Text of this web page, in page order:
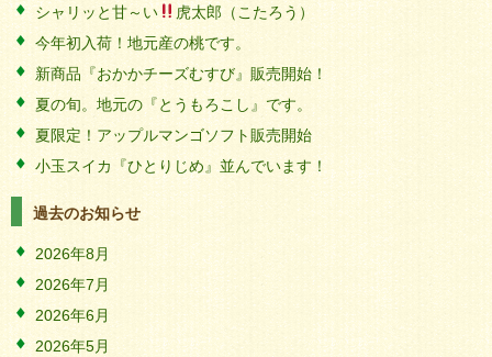
シャリッと甘～い
虎太郎（こたろう）
今年初入荷！地元産の桃です。
新商品『おかかチーズむすび』販売開始！
夏の旬。地元の『とうもろこし』です。
夏限定！アップルマンゴソフト販売開始
小玉スイカ『ひとりじめ』並んでいます！
過去のお知らせ
2026年8月
2026年7月
2026年6月
2026年5月